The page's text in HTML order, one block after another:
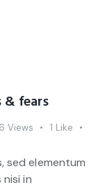
& fears
Views 1 Like
sed elementum
in